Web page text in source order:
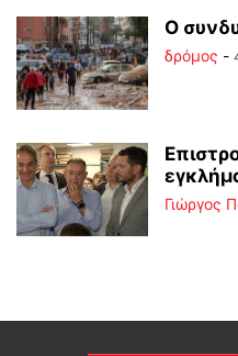
Ο
δρόμος -
Γιώργος